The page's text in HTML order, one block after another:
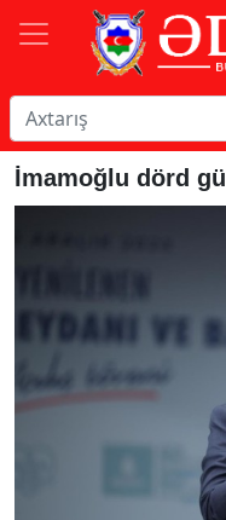
İmamoğlu dörd